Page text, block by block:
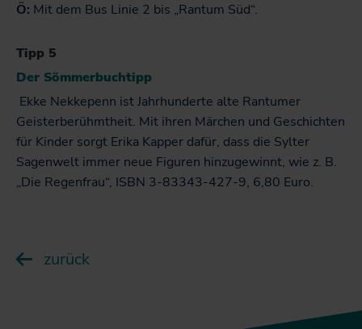
Ö: Mit dem Bus Linie 2 bis „Rantum Süd“.
Tipp 5
Der Sömmerbuchtipp
Ekke Nekkepenn ist Jahrhunderte alte Rantumer
Geisterberühmtheit. Mit ihren Märchen und Geschichten
für Kinder sorgt Erika Kapper dafür, dass die Sylter
Sagenwelt immer neue Figuren hinzugewinnt, wie z. B.
„Die Regenfrau“, ISBN 3-83343-427-9, 6,80 Euro.
zurück